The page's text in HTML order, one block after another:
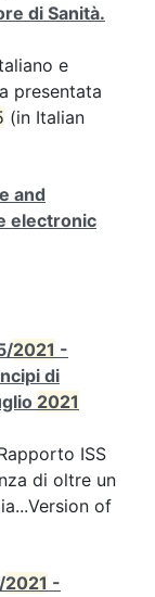
di Sanità.
e
presentata
(in Italian
and
electronic
2021 -
di
2021
ISS
di oltre un
of
2021 -